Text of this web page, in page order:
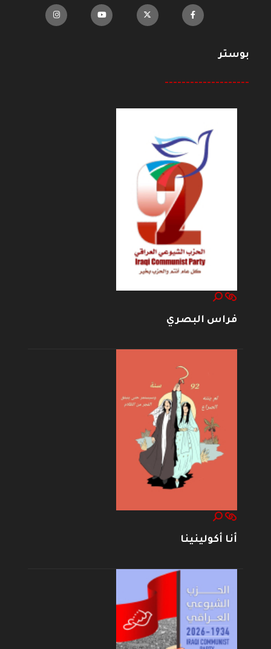
بوستر
--------------------
فراس البصري
أنا أكولينينا